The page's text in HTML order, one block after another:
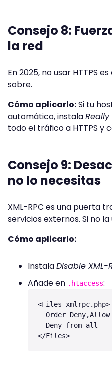
Consejo 8:
la red
En 2025, no usar HTTPS
sobre.
Cómo aplicarlo:Si tu
automático, instalaReally
todo el tráfico a HTTPS y
Consejo 9:
no lo necesitas
XML-RPC es una puerta
servicios externos. Si no la
Cómo aplicarlo:
InstalaDisable XML-
Añade en .htaccess:
<Files xmlrpc.php>
  Order Deny,Allow
  Deny from all
</Files>